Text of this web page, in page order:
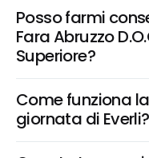
Posso farmi
Fara Abruzzo
Superiore?
Come funziona
giornata di Everli?